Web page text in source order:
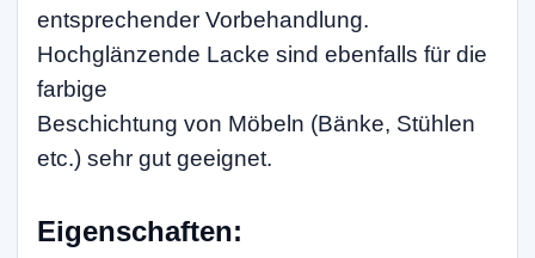
entsprechender Vorbehandlung.
Hochglänzende Lacke sind ebenfalls für die
farbige
Beschichtung von Möbeln (Bänke, Stühlen
etc.) sehr gut geeignet.
Eigenschaften: